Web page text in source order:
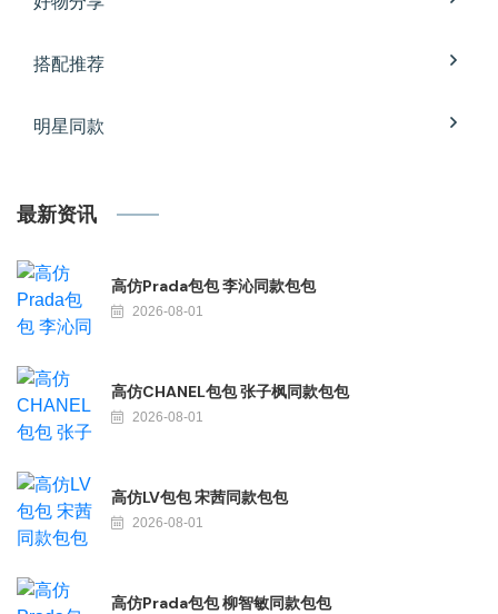
搭配推荐
明星同款
最新资讯
高仿Prada包包 李沁同款包包
2026-08-01
高仿CHANEL包包 张子枫同款包包
2026-08-01
高仿LV包包 宋茜同款包包
2026-08-01
高仿Prada包包 柳智敏同款包包